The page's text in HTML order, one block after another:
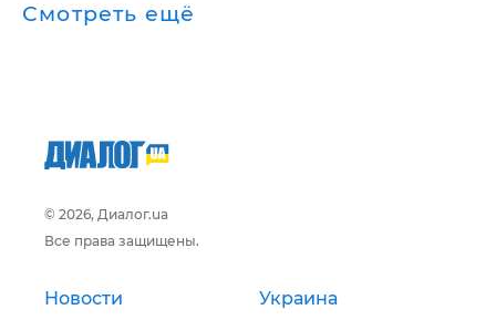
Смотреть ещё
© 2026, Диалог.ua
Все права защищены.
Новости Украина